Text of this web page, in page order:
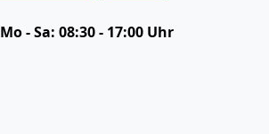
Mo - Sa: 08:30 - 17:00 Uhr